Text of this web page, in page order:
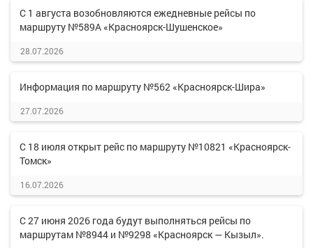
С 1 августа возобновляются ежедневные рейсы по
маршруту №589А «Красноярск-Шушенское»
28.07.2026
Информация по маршруту №562 «Красноярск-Шира»
27.07.2026
С 18 июля открыт рейс по маршруту №10821 «Красноярск-
Томск»
16.07.2026
С 27 июня 2026 года будут выполняться рейсы по
маршрутам №8944 и №9298 «Красноярск — Кызыл».